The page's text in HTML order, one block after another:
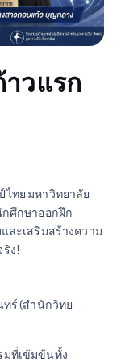
วแรก
ทย มหาวิทยาลัย
ศึกษาออกฝึก
ละเสริมสร้างความ
ง!
ร์ (สำนักวิทย
มที่เข้มข้นทั้ง